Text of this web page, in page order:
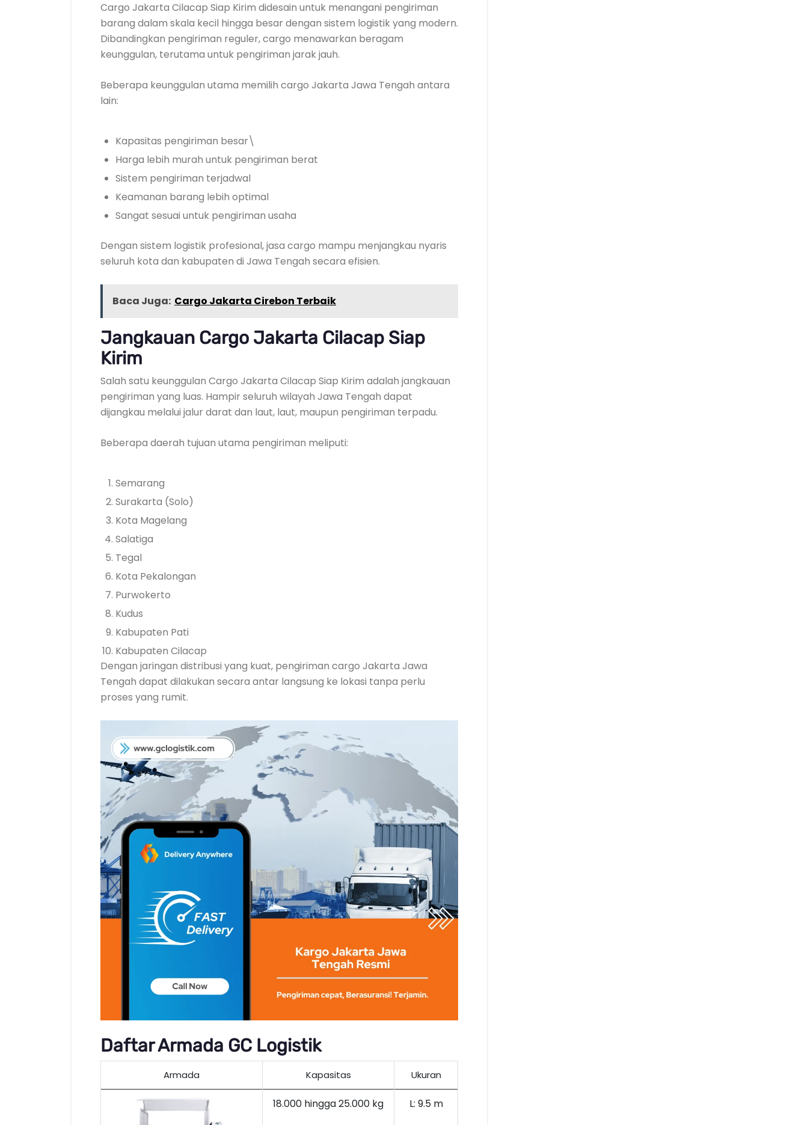
Cargo Jakarta Cilacap Siap Kirim didesain untuk menangani pengiriman
barang dalam skala kecil hingga besar dengan sistem logistik yang modern.
Dibandingkan pengiriman reguler, cargo menawarkan beragam
keunggulan, terutama untuk pengiriman jarak jauh.
Beberapa keunggulan utama memilih cargo Jakarta Jawa Tengah antara
lain:
Kapasitas pengiriman besar\
Harga lebih murah untuk pengiriman berat
Sistem pengiriman terjadwal
Keamanan barang lebih optimal
Sangat sesuai untuk pengiriman usaha
Dengan sistem logistik profesional, jasa cargo mampu menjangkau nyaris
seluruh kota dan kabupaten di Jawa Tengah secara efisien.
Baca Juga: Cargo Jakarta Cirebon Terbaik
Jangkauan Cargo Jakarta Cilacap Siap
Kirim
Salah satu keunggulan Cargo Jakarta Cilacap Siap Kirim adalah jangkauan
pengiriman yang luas. Hampir seluruh wilayah Jawa Tengah dapat
dijangkau melalui jalur darat dan laut, laut, maupun pengiriman terpadu.
Beberapa daerah tujuan utama pengiriman meliputi:
Semarang
Surakarta (Solo)
Kota Magelang
Salatiga
Tegal
Kota Pekalongan
Purwokerto
Kudus
Kabupaten Pati
Kabupaten Cilacap
Dengan jaringan distribusi yang kuat, pengiriman cargo Jakarta Jawa
Tengah dapat dilakukan secara antar langsung ke lokasi tanpa perlu
proses yang rumit.
Daftar Armada GC Logistik
Armada Kapasitas Ukuran
18.000 hingga 25.000 kg L: 9.5 m